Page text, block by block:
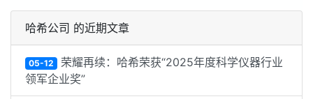
哈希公司 的近期文章
05-12 荣耀再续：哈希荣获“2025年度科学仪器行业
领军企业奖”